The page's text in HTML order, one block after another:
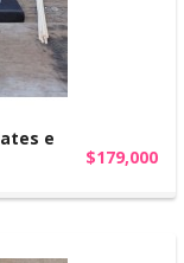
e
$179,000